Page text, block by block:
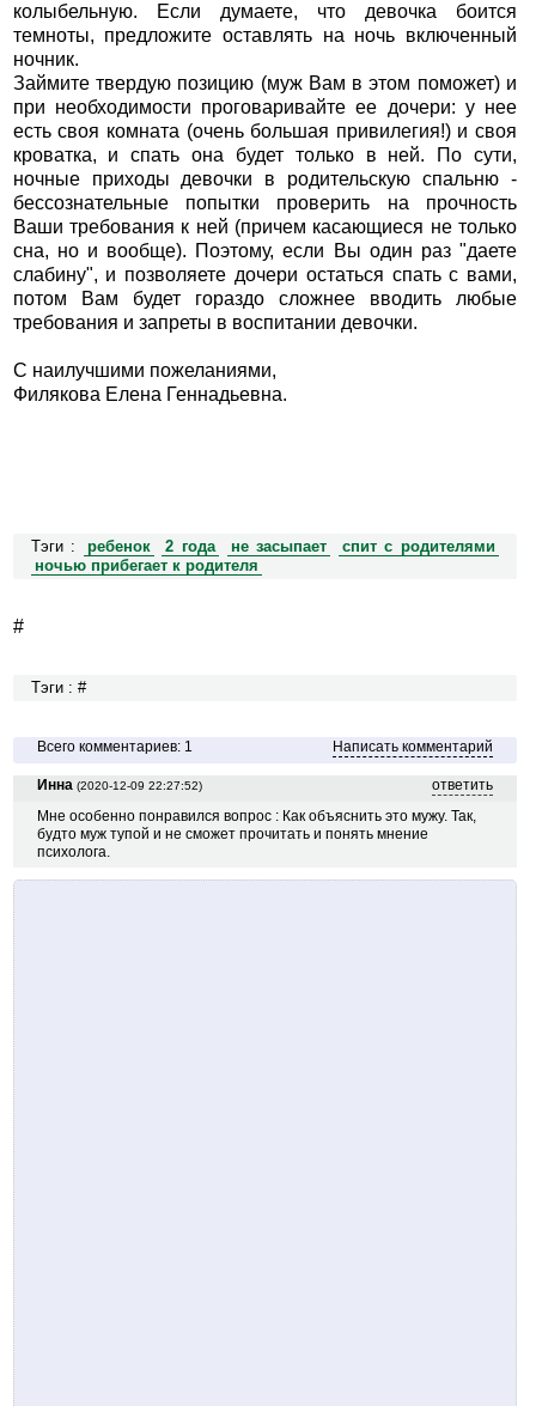
колыбельную. Если думаете, что девочка боится
темноты, предложите оставлять на ночь включенный
ночник.
Займите твердую позицию (муж Вам в этом поможет) и
при необходимости проговаривайте ее дочери: у нее
есть своя комната (очень большая привилегия!) и своя
кроватка, и спать она будет только в ней. По сути,
ночные приходы девочки в родительскую спальню -
бессознательные попытки проверить на прочность
Ваши требования к ней (причем касающиеся не только
сна, но и вообще). Поэтому, если Вы один раз "даете
слабину", и позволяете дочери остаться спать с вами,
потом Вам будет гораздо сложнее вводить любые
требования и запреты в воспитании девочки.
С наилучшими пожеланиями,
Филякова Елена Геннадьевна.
Тэги : ребенок 2 года не засыпает
спит с родителями
ночью прибегает к родителя
#
Тэги : #
Всего комментариев: 1 Написать комментарий
Инна (2020-12-09 22:27:52)
ответить
Мне особенно понравился вопрос : Как объяснить это мужу. Так,
будто муж тупой и не сможет прочитать и понять мнение
психолога.